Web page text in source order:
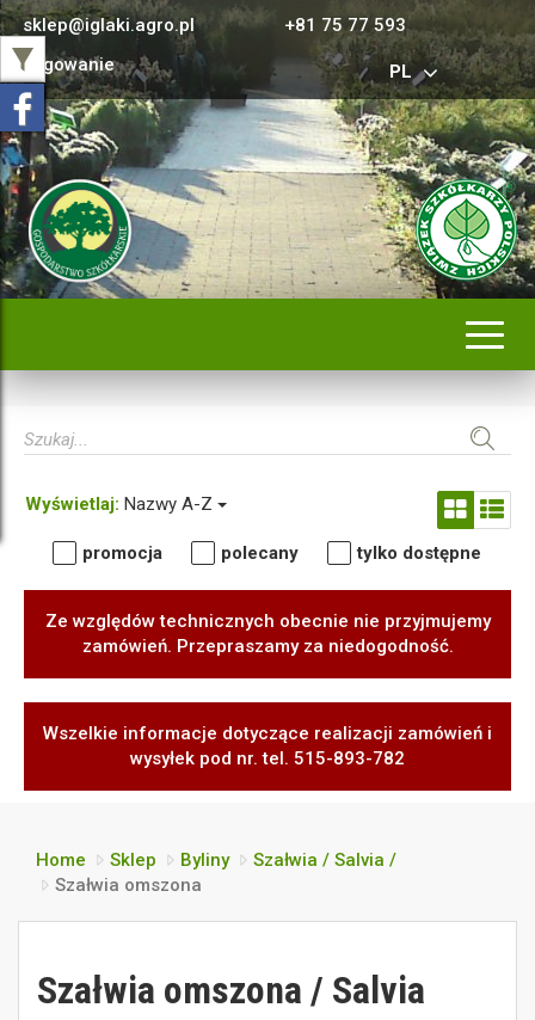
sklep@iglaki.agro.pl
+81 75 77 593
Logowanie
PL
Wyświetlaj: Nazwy A-Z
promocja polecany tylko dostępne
Ze względów technicznych obecnie nie przyjmujemy
zamówień. Przepraszamy za niedogodność.
Wszelkie informacje dotyczące realizacji zamówień i
wysyłek pod nr. tel. 515-893-782
Home Sklep Byliny
Szałwia / Salvia /
Szałwia omszona
Szałwia omszona / Salvia